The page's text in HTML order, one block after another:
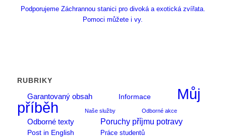
Podporujeme Záchrannou stanici pro divoká a exotická zvířata.
Pomoci můžete i vy.
RUBRIKY
Garantovaný obsah
Informace
Můj
příběh
Naše služby Odborné akce
Odborné texty Poruchy příjmu potravy
Post in English Práce studentů